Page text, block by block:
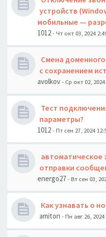
устройств
мобильные —
1012- Чт окт 03, 2024
Смена
с сохранением
avolkov- Ср окт 02,
Тест
параметры?
1012- Пт сен 27, 2024
автоматическое
отправки
energo27- Вт сен 03,
Как узнавать о
amiton - Пн авг 26,